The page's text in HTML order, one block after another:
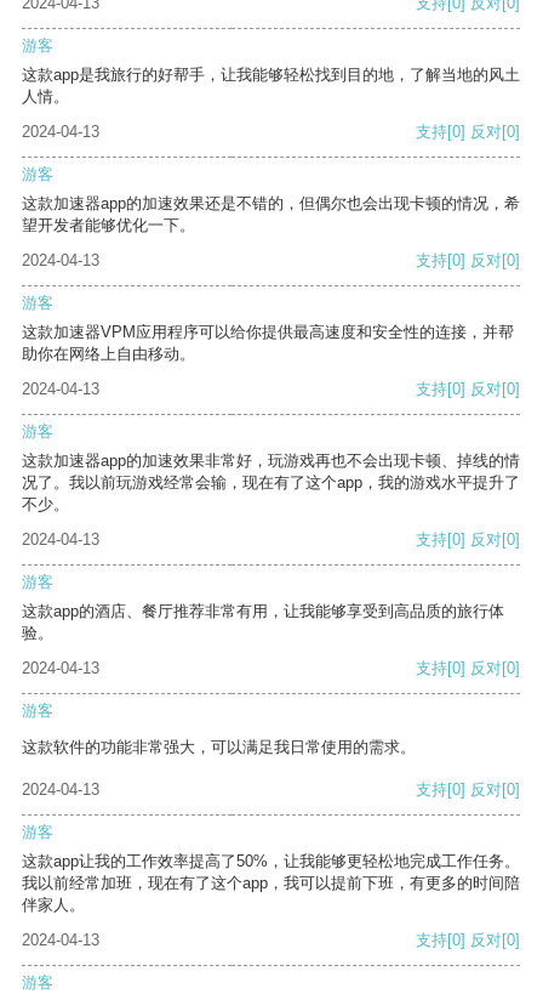
游客
这款app是我旅行的好帮手，让我能够轻松找到目的地，了解当地的风土
人情。
2024-04-13
支持[0] 反对[0]
游客
这款加速器app的加速效果还是不错的，但偶尔也会出现卡顿的情况，希
望开发者能够优化一下。
2024-04-13
支持[0] 反对[0]
游客
这款加速器VPM应用程序可以给你提供最高速度和安全性的连接，并帮
助你在网络上自由移动。
2024-04-13
支持[0] 反对[0]
游客
这款加速器app的加速效果非常好，玩游戏再也不会出现卡顿、掉线的情
况了。我以前玩游戏经常会输，现在有了这个app，我的游戏水平提升了
不少。
2024-04-13
支持[0] 反对[0]
游客
这款app的酒店、餐厅推荐非常有用，让我能够享受到高品质的旅行体
验。
2024-04-13
支持[0] 反对[0]
游客
这款软件的功能非常强大，可以满足我日常使用的需求。
2024-04-13 支持[0] 反对[0]
游客
这款app让我的工作效率提高了50%，让我能够更轻松地完成工作任务。
我以前经常加班，现在有了这个app，我可以提前下班，有更多的时间陪
伴家人。
2024-04-13
支持[0] 反对[0]
游客